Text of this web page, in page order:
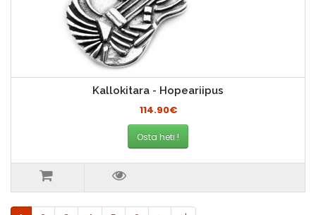
Kallokitara - Hopeariipus
114.90€
Osta heti !